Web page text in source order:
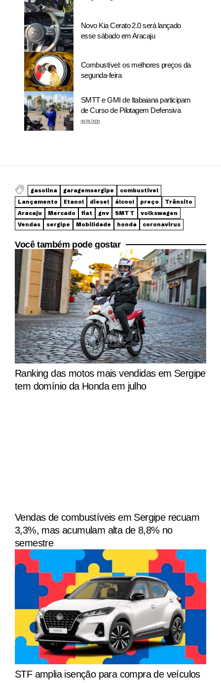
Novo Kia Cerato 2.0 será lançado
esse sábado em Aracaju
Combustível: os melhores preços da
segunda-feira
SMTT e GMI de Itabaiana participam
de Curso de Pilotagem Defensiva
09/01/2020
gasolina garagemsergipe
combustivel
Lançamento
Etanol diesel álcool preço
Trânsito
Aracaju
Mercado fiat gnv SMTT
volkswagen
Vendas
sergipe Mobilidade honda coronavirus
Você também pode gostar
Ranking das motos mais vendidas em Sergipe
tem domínio da Honda em julho
Vendas de combustíveis em Sergipe recuam
3,3%, mas acumulam alta de 8,8% no
semestre
STF amplia isenção para compra de veículos